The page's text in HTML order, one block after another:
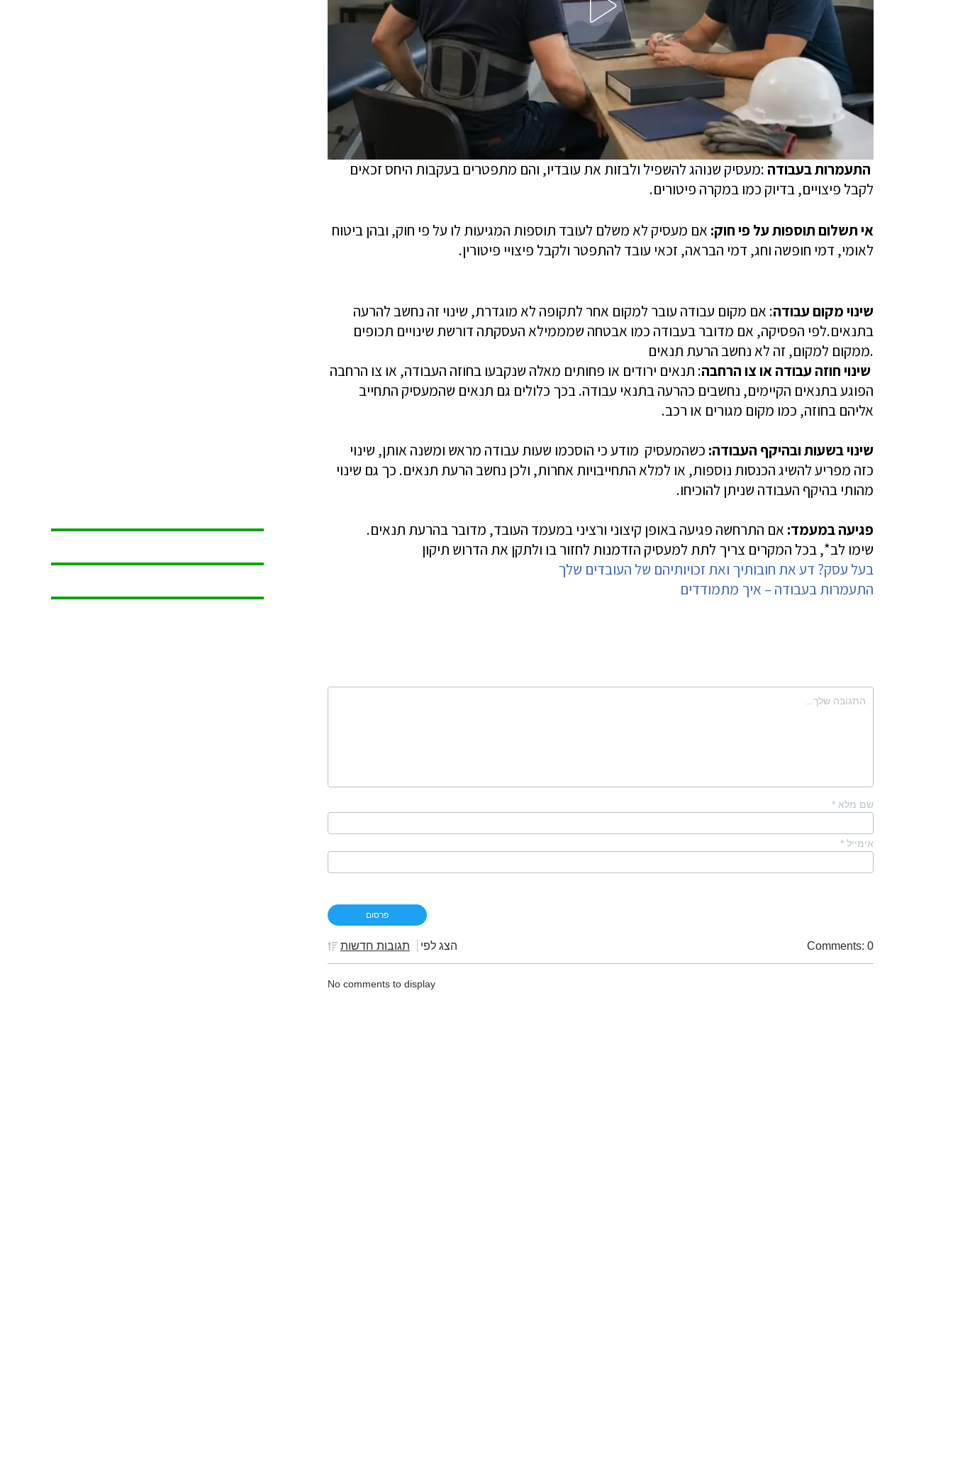
התעמרות בעבודה :מעסיק שנוהג להשפיל ולבזות את עובדיו, והם מתפטרים בעקבות היחס זכאים
לקבל פיצויים, בדיוק כמו במקרה פיטורים.
אי תשלום תוספות על פי חוק: אם מעסיק לא משלם לעובד תוספות המגיעות לו על פי חוק, ובהן ביטוח
לאומי, דמי חופשה וחג, דמי הבראה, זכאי עובד להתפטר ולקבל פיצויי פיטורין.
שינוי מקום עבודה: אם מקום עבודה עובר למקום אחר לתקופה לא מוגדרת, שינוי זה נחשב להרעה
בתנאים.
ממקום למקום, זה לא נחשב הרעת תנאים.
שינויחוזה עבודהאו צו הרחבה: תנאים ירודים או פחותים מאלה שנקבעו בחוזה העבודה, או צו הרחבה
הפוגע בתנאים הקיימים, נחשבים כהרעה בתנאי עבודה. בכך כלולים גם תנאים שהמעסיק התחייב
אליהם בחוזה, כמו מקום מגורים או רכב.
שינוי בשעות ובהיקף העבודה: כשהמעסיק מודע כי הוסכמו שעות עבודה מראש ומשנה אותן, שינוי
כזה מפריע להשיג הכנסות נוספות, או למלא התחייבויות אחרות, ולכן נחשב הרעת תנאים. כך גם שינוי
מהותי בהיקף העבודה שניתן להוכיחו.
פגיעה במעמד: אם התרחשה פגיעה באופן קיצוני ורציני במעמד העובד, מדובר בהרעת תנאים.
שימו לב*, בכל המקרים צריך לתת למעסיק הזדמנות לחזור בו ולתקן את הדרוש תיקון
בעל עסק? דע את חובותיך ואת זכויותיהם של העובדים שלך
התעמרות בעבודה – איך מתמודדים
שם מלא *
אימייל *
Comments: 0 הצג לפי תגובות חדשות
No comments to display